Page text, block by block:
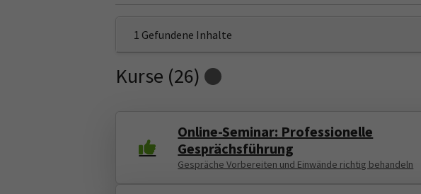
1 Gefundene Inhalte
Kurse (26)Loading...
Online-Seminar: Professionelle
Gesprächsführung
Gespräche Vorbereiten und Einwände richtig behandeln